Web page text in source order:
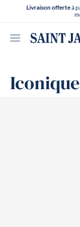
Aller directement au
Livraison offerteà
Ouvrir le menu